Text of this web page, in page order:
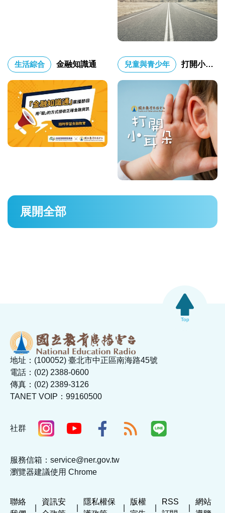
生活綜合 金融知識通 兒童與青少年 打開小耳朵
展開全部
地址：(100052) 臺北市中正區南海路45號
電話：(02) 2388-0600
傳真：(02) 2389-3126
TANET VOIP：99160500
社群
服務信箱：service@ner.gov.tw
瀏覽器建議使用 Chrome
聯絡
資訊安
隱私權保
版權
RSS
網站
Top